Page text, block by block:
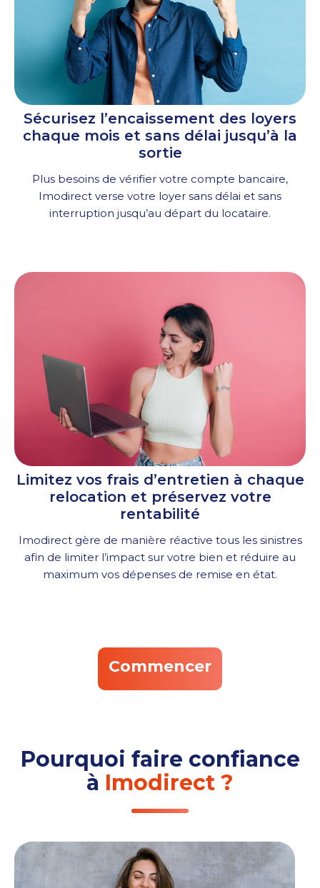
Sécurisez l’encaissement des loyers
chaque mois et sans délai jusqu’à la
sortie
Plus besoins de vérifier votre compte bancaire,
Imodirect verse votre loyer sans délai et sans
interruption jusqu’au départ du locataire.
Limitez vos frais d’entretien à chaque
relocation et préservez votre
rentabilité
Imodirect gère de manière réactive tous les sinistres
afin de limiter l’impact sur votre bien et réduire au
maximum vos dépenses de remise en état.
Commencer
Pourquoi faire confiance
à Imodirect ?